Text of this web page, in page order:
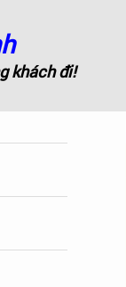
khách đi!